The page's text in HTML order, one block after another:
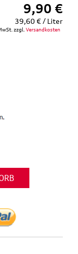
9,90 €
39,60 € / Liter
zzgl. Versandkosten